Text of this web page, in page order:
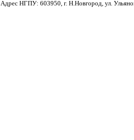
Адрес НГПУ: 603950, г. Н.Новгород, ул.